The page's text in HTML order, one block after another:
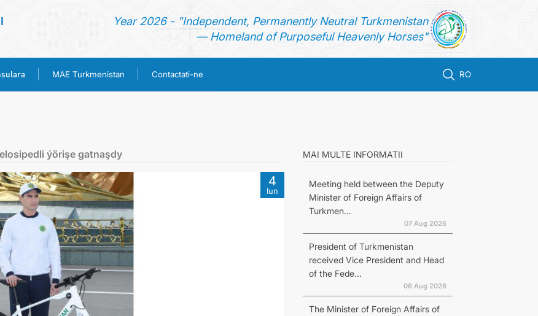
Year 2026 - "Independent, Permanently Neutral Turkmenistan
— Homeland of Purposeful Heavenly Horses"
MAE Turkmenistan Contactati-ne RO
ŞTIRI
SECTIA CONSULARA
MAE TURKMENISTAN
CONTACTATI-NE
ýörişe gatnaşdy
4
Iun
MAI MULTE INFORMATII
Meeting held between the Deputy
Minister of Foreign Affairs of
Turkmen...
07 Aug 2026
President of Turkmenistan
received Vice President and Head
of the Fede...
06 Aug 2026
The Minister of Foreign Affairs of